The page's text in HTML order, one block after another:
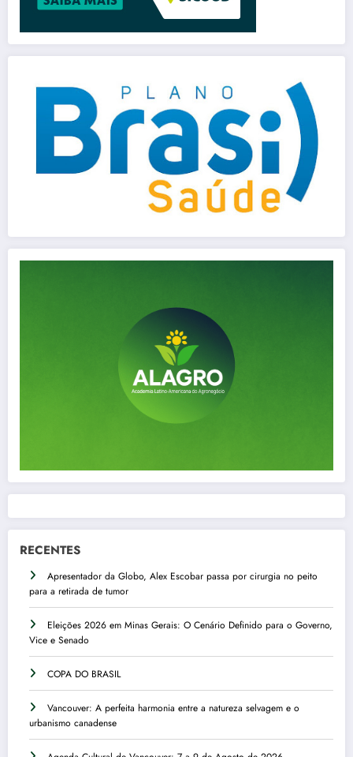
RECENTES
Apresentador da Globo, Alex Escobar passa por cirurgia no peito
para a retirada de tumor
Eleições 2026 em Minas Gerais: O Cenário Definido para o Governo,
Vice e Senado
COPA DO BRASIL
Vancouver: A perfeita harmonia entre a natureza selvagem e o
urbanismo canadense